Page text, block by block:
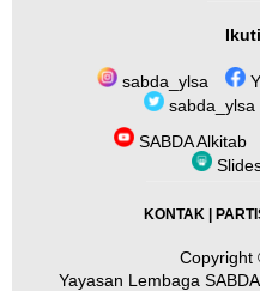
sabda_ylsa
sabda_ylsa
SABDA Alkitab
KONTAK|
Copyright
Yayasan Lembaga